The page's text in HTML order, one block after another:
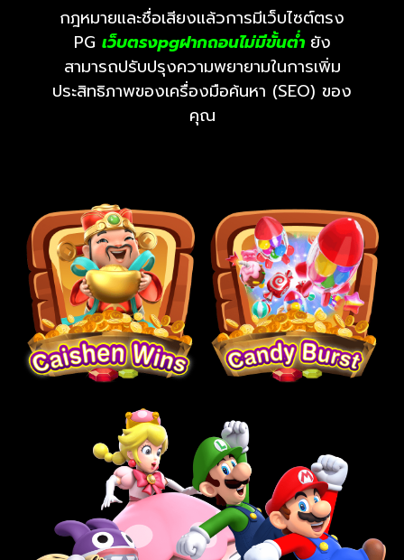
กฎหมายและชื่อเสียงแล้วการมีเว็บไซต์ตรง
PG เว็บตรงpgฝากถอนไม่มีขั้นต่ํา ยัง
สามารถปรับปรุงความพยายามในการเพิ่ม
ประสิทธิภาพของเครื่องมือค้นหา (SEO) ของ
คุณ